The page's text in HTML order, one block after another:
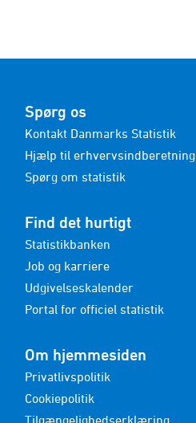
Spørg os
Kontakt Danmarks Statistik
Hjælp til erhvervsindberetning
Spørg om statistik
Find det hurtigt
Statistikbanken
Job og karriere
Udgivelseskalender
Portal for officiel statistik
Om hjemmesiden
Privatlivspolitik
Cookiepolitik
Tilgængelighedserklæring